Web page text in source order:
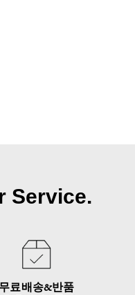
Service.
무료배송&반품